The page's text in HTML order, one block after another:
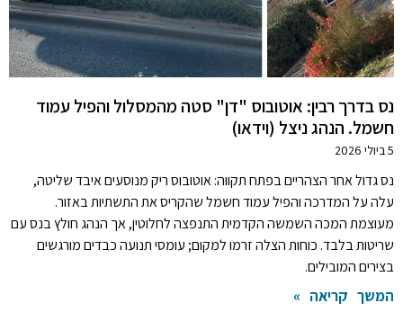
נס בדרך רבין: אוטובוס "דן" סטה מהמסלול והפיל עמוד
חשמל. הנהג ניצל (וידאו)
5 ביולי 2026
נס גדול אחר הצהריים בפתח תקווה: אוטובוס ריק מנוסעים איבד שליטה,
עלה על המדרכה והפיל עמוד חשמל שהקריס את התשתיות באזור.
מעוצמת המכה השמשה הקדמית התנפצה לחלוטין, אך הנהג חולץ בנס עם
שריטות בלבד. כוחות הצלה זרמו למקום; עומסי תנועה כבדים מורגשים
בצירים המובילים.
המשך קריאה »